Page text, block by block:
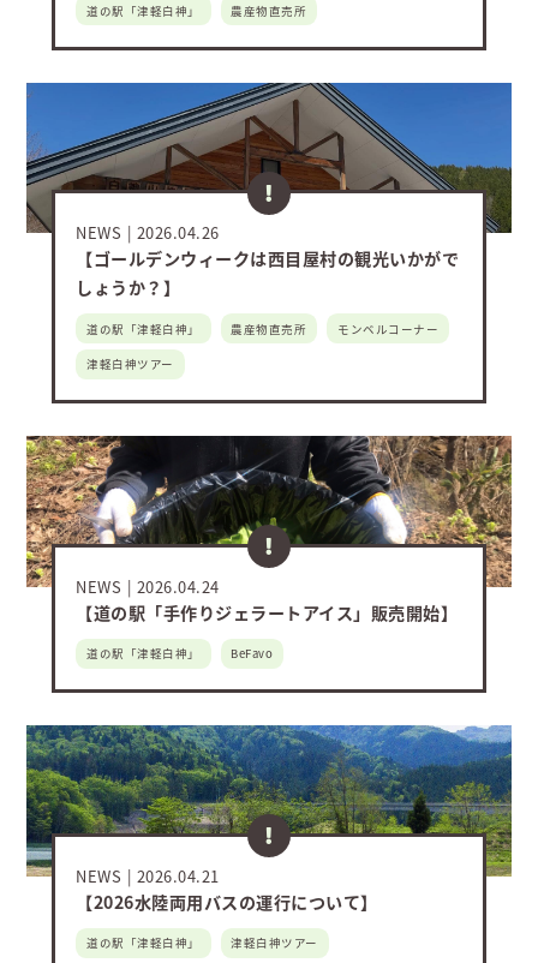
道の駅「津軽白神」 農産物直売所
NEWS 2026.04.26
【ゴールデンウィークは西目屋村の観光いかがで
しょうか？】
道の駅「津軽白神」 農産物直売所 モンベルコーナー
津軽白神ツアー
NEWS 2026.04.24
【道の駅「手作りジェラートアイス」販売開始】
道の駅「津軽白神」 BeFavo
NEWS 2026.04.21
【2026水陸両用バスの運行について】
道の駅「津軽白神」 津軽白神ツアー